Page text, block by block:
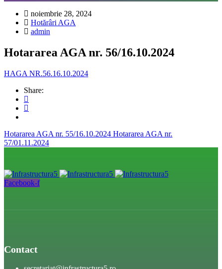
noiembrie 28, 2024
Hotărâri AGA
admin
Hotararea AGA nr. 56/16.10.2024
HAGA NR.56.16.10.2024
Share:
Hotararea AGA nr. 55/16.10.2024 Hotararea AGA nr.
57/01.11.2024
Facebook-f
Contact